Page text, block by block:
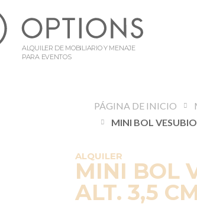
ALQUILER DE MOBILIARIO Y MENAJE
PARA EVENTOS
PÁGINA DE INICIO
ALQUILER
MINI BOL
ALT. 3,5